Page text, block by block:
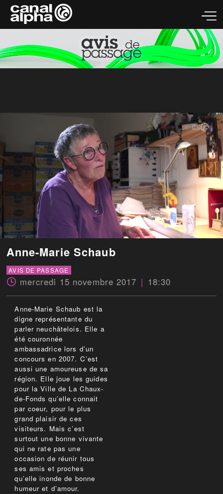
Anne-Marie Schaub
AVIS DE PASSAGE
mercredi 15 novembre 2017 18:30
Anne-Marie Schaub est la
digne représentante du
parler neuchâtelois. Elle a
été couronnée
ambassadrice lors d’un
concours en 2007. C’est
aussi une amoureuse de sa
région. Elle joue les guides
pour la Ville de La Chaux-
de-Fonds qu’elle connait
par coeur, pour le plus
grand plaisir de ces
visiteurs. Mais c’est
surtout une bonne vivante
qui ne rate pas une
occasion de réunir tous
ses amis et proches
qu’elle inonde de bonne
humeur et d’amour.